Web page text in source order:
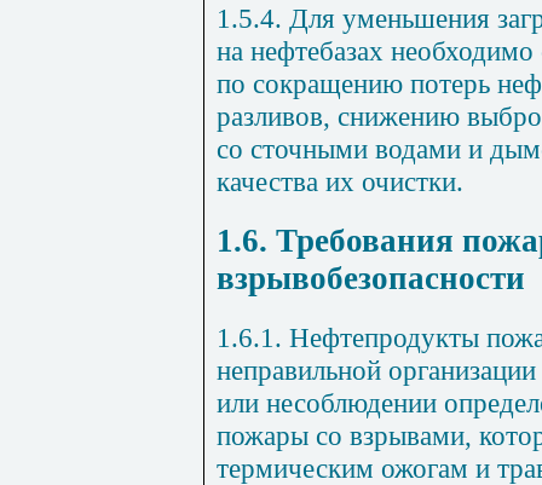
1.5.4. Для уменьшения
на нефтебазах
по сокращению потерь
разливов, снижению
со сточными водами и
качества их очистки.
1.6. Требования
взрывобезопасности
1.6.1. Нефтепродукты
неправильной
или несоблюдении
пожары со взрывами,
термическим ожогам и